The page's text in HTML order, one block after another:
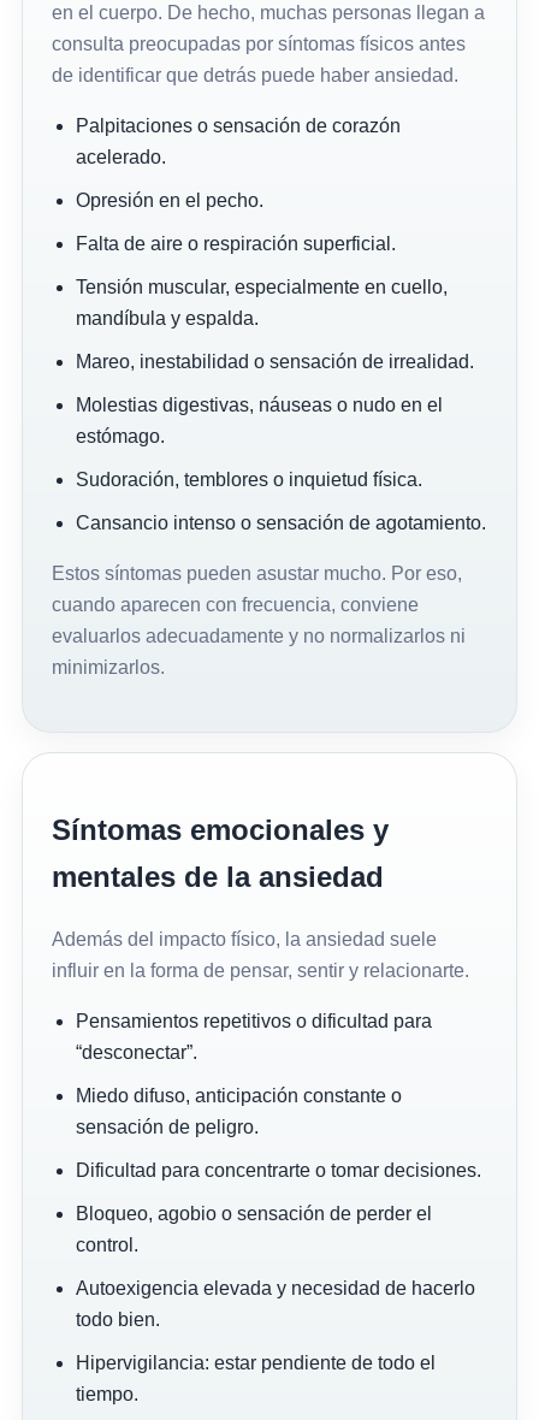
en el cuerpo. De hecho, muchas personas llegan a
consulta preocupadas por síntomas físicos antes
de identificar que detrás puede haber ansiedad.
Palpitaciones o sensación de corazón
acelerado.
Opresión en el pecho.
Falta de aire o respiración superficial.
Tensión muscular, especialmente en cuello,
mandíbula y espalda.
Mareo, inestabilidad o sensación de irrealidad.
Molestias digestivas, náuseas o nudo en el
estómago.
Sudoración, temblores o inquietud física.
Cansancio intenso o sensación de agotamiento.
Estos síntomas pueden asustar mucho. Por eso,
cuando aparecen con frecuencia, conviene
evaluarlos adecuadamente y no normalizarlos ni
minimizarlos.
Síntomas emocionales y
mentales de la ansiedad
Además del impacto físico, la ansiedad suele
influir en la forma de pensar, sentir y relacionarte.
Pensamientos repetitivos o dificultad para
“desconectar”.
Miedo difuso, anticipación constante o
sensación de peligro.
Dificultad para concentrarte o tomar decisiones.
Bloqueo, agobio o sensación de perder el
control.
Autoexigencia elevada y necesidad de hacerlo
todo bien.
Hipervigilancia: estar pendiente de todo el
tiempo.